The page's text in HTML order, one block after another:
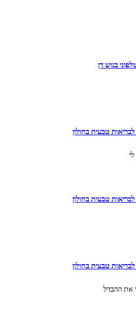
בגוש דן
טבעית בחולון
טבעית בחולון
טבעית בחולון
את ההבדל